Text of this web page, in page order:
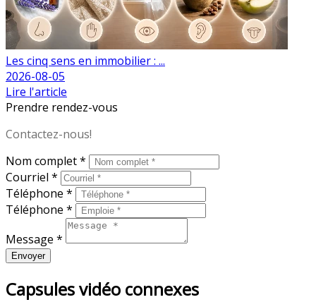
Les cinq sens en immobilier : ...
2026-08-05
Lire l'article
Prendre rendez-vous
Contactez-nous!
Nom complet *
Courriel *
Téléphone *
Téléphone *
Message *
Envoyer
Capsules vidéo connexes